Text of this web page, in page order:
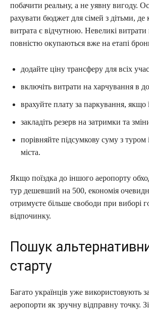
побачити реальну, а не уявну вигоду.
рахувати бюджет для сімей з дітьми, де
витрата є відчутною. Невеликі витрати
повністю окупаються вже на етапі
додайте ціну трансферу для всіх
включіть витрати на харчування в
врахуйте плату за паркування, якщо
закладіть резерв на затримки та
порівняйте підсумкову суму з
міста.
Якщо поїздка до іншого аеропорту
тур дешевший на 500, економія
отримуєте більше свободи при виборі
відпочинку.
Пошук
старту
Багато українців уже використовують
аеропорти як зручну відправну точку.